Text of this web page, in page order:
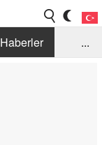
Haberler
...